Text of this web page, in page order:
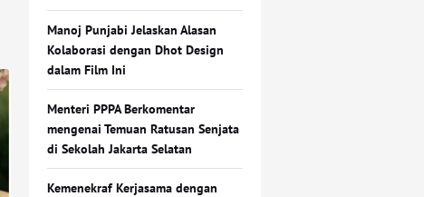
Manoj Punjabi Jelaskan Alasan
Kolaborasi dengan Dhot Design
dalam Film Ini
Menteri PPPA Berkomentar
mengenai Temuan Ratusan Senjata
di Sekolah Jakarta Selatan
Kemenekraf Kerjasama dengan